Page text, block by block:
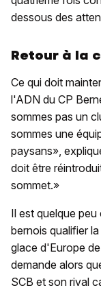
dessous des
Retour à la
Ce qui doit
l'ADN du CP
sommes pas un
sommes une
paysans»,
doit être
sommet.»
Il est quelque
bernois qualifier
glace d'Europe
demande alors
SCB et son rival